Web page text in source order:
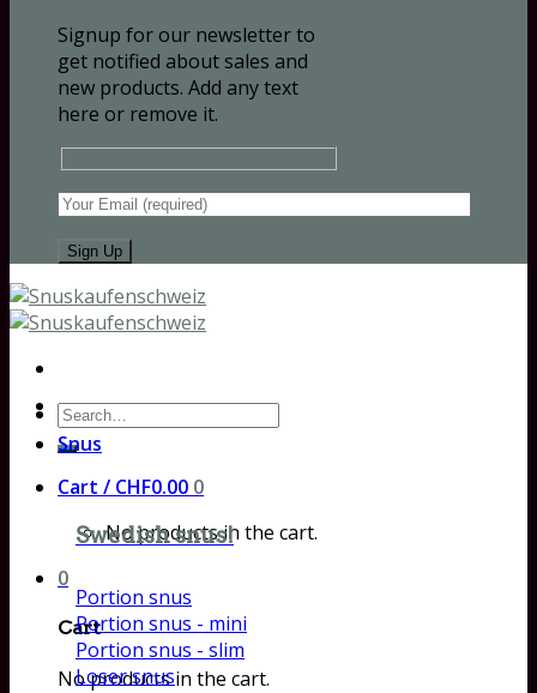
Signup for our newsletter to
get notified about sales and
new products. Add any text
here or remove it.
Search
for:
Cart / CHF0.00 0
No products in the cart.
0
Cart
No products in the cart.
Snus
Swedish snus!
Portion snus
Portion snus - mini
Portion snus - slim
Loser snus